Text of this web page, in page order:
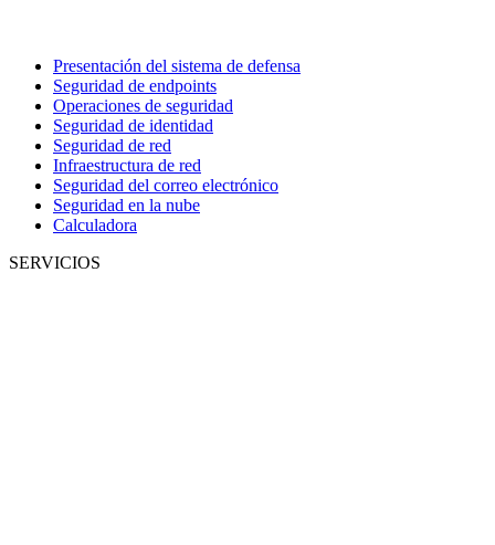
Presentación del sistema de defensa
Seguridad de endpoints
Operaciones de seguridad
Seguridad de identidad
Seguridad de red
Infraestructura de red
Seguridad del correo electrónico
Seguridad en la nube
Calculadora
SERVICIOS